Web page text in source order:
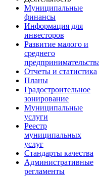
Муниципальные
финансы
Информация для
инвесторов
Развитие малого и
среднего
Отчеты и статистика
Планы
Градостроительное
зонирование
Муниципальные
услуги
Реестр
муниципальных
услуг
Стандарты качества
Административные
регламенты